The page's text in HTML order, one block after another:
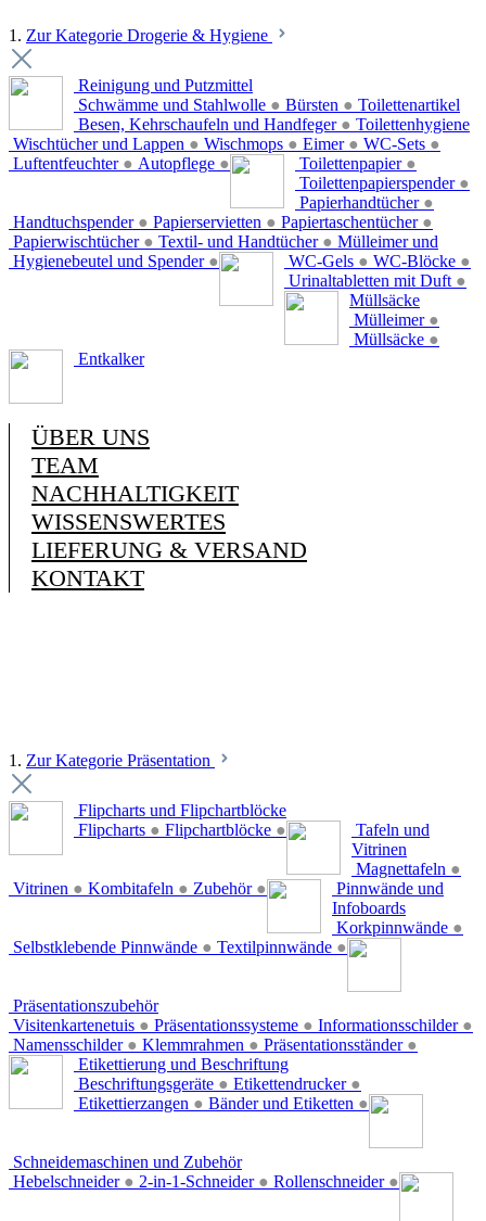
1. Zur Kategorie Drogerie & Hygiene
Reinigung und Putzmittel
Schwämme und Stahlwolle ● Bürsten ●
Besen, Kehrschaufeln und Handfeger ●
Wischtücher und Lappen ● Wischmops ● Eimer ● WC-Sets ●
Luftentfeuchter ● Autopflege ●
Toilettenartikel
Toilettenpapier ●
Toilettenpapierspender ●
Papierhandtücher ●
Handtuchspender ● Papierservietten ● Papiertaschentücher ●
Papierwischtücher ● Textil- und Handtücher ●
Hygienebeutel und Spender ●
Toilettenhygiene
WC-Gels ● WC-Blöcke ●
Urinaltabletten mit Duft ●
Mülleimer und
Müllsäcke
Mülleimer ●
Müllsäcke ●
Entkalker
ÜBER UNS
TEAM
NACHHALTIGKEIT
WISSENSWERTES
LIEFERUNG & VERSAND
KONTAKT
1. Zur Kategorie Präsentation
Flipcharts und Flipchartblöcke
Flipcharts ● Flipchartblöcke ●
Tafeln und
Vitrinen
Magnettafeln ●
Vitrinen ● Kombitafeln ● Zubehör ●
Pinnwände und
Infoboards
Korkpinnwände ●
Selbstklebende Pinnwände ● Textilpinnwände ●
Präsentationszubehör
Visitenkartenetuis ● Präsentationssysteme ● Informationsschilder ●
Namensschilder ● Klemmrahmen ● Präsentationsständer ●
Etikettierung und Beschriftung
Beschriftungsgeräte ● Etikettendrucker ●
Etikettierzangen ● Bänder und Etiketten ●
Schneidemaschinen und Zubehör
Hebelschneider ● 2-in-1-Schneider ● Rollenschneider ●